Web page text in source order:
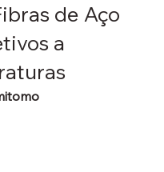
de Aço
a